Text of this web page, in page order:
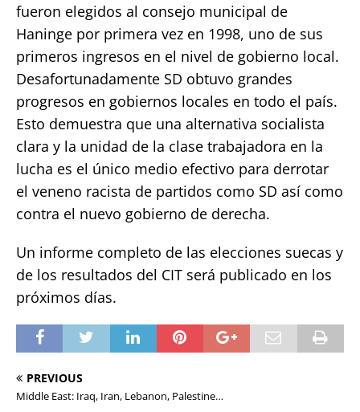
fueron elegidos al consejo municipal de
Haninge por primera vez en 1998, uno de sus
primeros ingresos en el nivel de gobierno local.
Desafortunadamente SD obtuvo grandes
progresos en gobiernos locales en todo el país.
Esto demuestra que una alternativa socialista
clara y la unidad de la clase trabajadora en la
lucha es el único medio efectivo para derrotar
el veneno racista de partidos como SD así como
contra el nuevo gobierno de derecha.
Un informe completo de las elecciones suecas y
de los resultados del CIT será publicado en los
próximos días.
PREVIOUS
Middle East: Iraq, Iran, Lebanon, Palestine…